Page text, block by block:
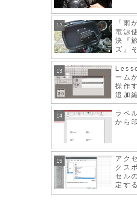
「雨
電源
決『
ズ』
ーム
操作
追加
ラベ
から
アク
クス
セル
定する